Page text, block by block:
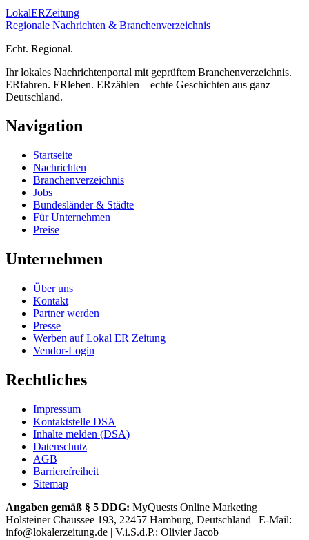
LokalERZeitung
Regionale Nachrichten & Branchenverzeichnis
Echt. Regional.
Ihr lokales Nachrichtenportal mit geprüftem Branchenverzeichnis.
ERfahren. ERleben. ERzählen – echte Geschichten aus ganz
Deutschland.
Navigation
Startseite
Nachrichten
Branchenverzeichnis
Jobs
Bundesländer & Städte
Für Unternehmen
Preise
Unternehmen
Über uns
Kontakt
Partner werden
Presse
Werben auf Lokal ER Zeitung
Vendor-Login
Rechtliches
Impressum
Kontaktstelle DSA
Inhalte melden (DSA)
Datenschutz
AGB
Barrierefreiheit
Sitemap
Angaben gemäß § 5 DDG: MyQuests Online Marketing |
Holsteiner Chaussee 193, 22457 Hamburg, Deutschland | E-Mail:
info@lokalerzeitung.de | V.i.S.d.P.: Olivier Jacob